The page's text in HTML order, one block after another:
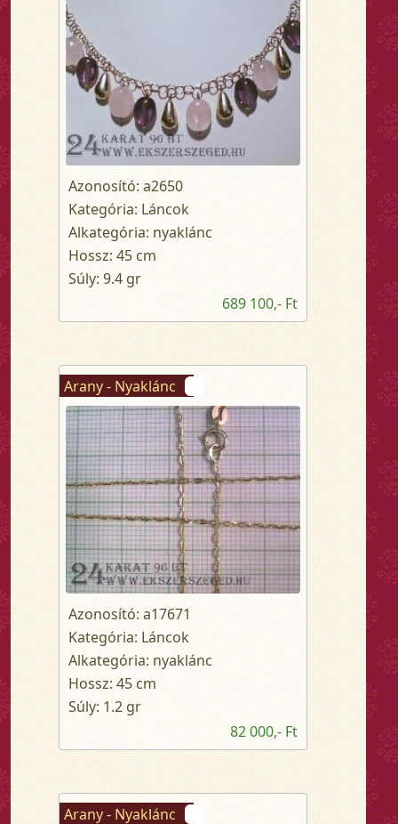
Azonosító: a2650
Kategória: Láncok
Alkategória: nyaklánc
Hossz: 45 cm
Súly: 9.4 gr
689 100,- Ft
Arany - Nyaklánc
Azonosító: a17671
Kategória: Láncok
Alkategória: nyaklánc
Hossz: 45 cm
Súly: 1.2 gr
82 000,- Ft
Arany - Nyaklánc